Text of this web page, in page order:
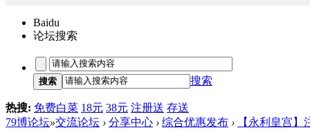
Baidu
论坛搜索
搜索 搜索
热搜: 免费白菜 18元 38元 注册送 存送
79博论坛»交流论坛 › 分享中心 › 综合优惠发布 › 【永利皇宫】